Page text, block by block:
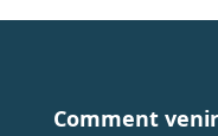
Comment